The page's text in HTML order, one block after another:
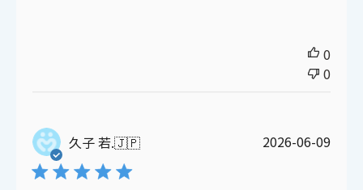
0
0
久子 若.🇯🇵
公
2026-06-09